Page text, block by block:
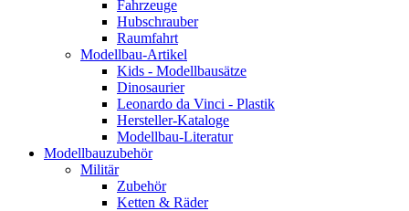
Fahrzeuge
Hubschrauber
Raumfahrt
Modellbau-Artikel
Kids - Modellbausätze
Dinosaurier
Leonardo da Vinci - Plastik
Hersteller-Kataloge
Modellbau-Literatur
Modellbauzubehör
Militär
Zubehör
Ketten & Räder